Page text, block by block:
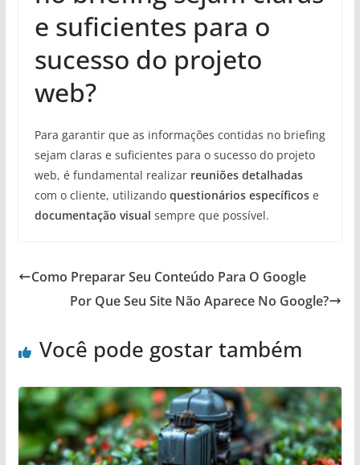
e suficientes para o
sucesso do projeto
web?
Para garantir que as informações contidas no briefing
sejam claras e suficientes para o sucesso do projeto
web, é fundamental realizar reuniões detalhadas
com o cliente, utilizando questionários específicose
documentação visual sempre que possível.
Como Preparar Seu Conteúdo Para O Google
Por Que Seu Site Não Aparece No Google?
Você pode gostar também